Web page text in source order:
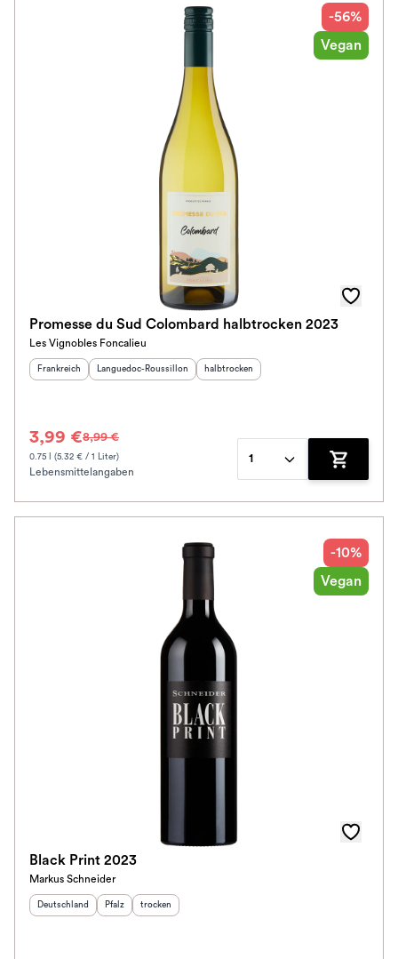
-56%
Vegan
Promesse du Sud Colombard halbtrocken 2023
Les Vignobles Foncalieu
Herkunftsland
Frankreich Herkunftsregion:
Languedoc-Roussillon Geschmack:
halbtrocken
3,99 €8,99 €
0.75 l (5.32 € / 1 Liter)
Lebensmittelangaben
1
Zum
-10%
Vegan
Black Print 2023
Markus Schneider
Herkunftsland
Deutschland Herkunftsregion
Pfalz Geschmack
trocken